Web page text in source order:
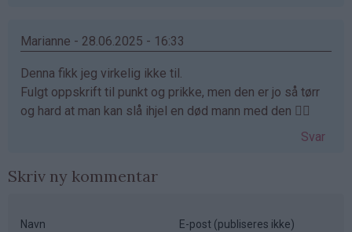
Marianne - 28.06.2025 - 16:33
Denna fikk jeg virkelig ikke til.
Fulgt oppskrift til punkt og prikke, men den er jo så tørr
og hard at man kan slå ihjel en død mann med den 🤦‍♀️
Svar
Skriv ny kommentar
Navn E-post (publiseres ikke)